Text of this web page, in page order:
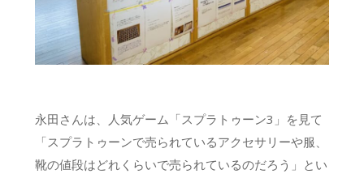
永田さんは、人気ゲーム「スプラトゥーン3」を見て
「スプラトゥーンで売られているアクセサリーや服、
靴の値段はどれくらいで売られているのだろう」とい